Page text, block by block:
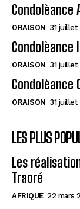
Condolèance
ORAISON 31 juillet
Condolèance
ORAISON 31 juillet
Condolèance
ORAISON 31 juillet
LES PLUS
Les
Traoré
AFRIQUE 22 mars